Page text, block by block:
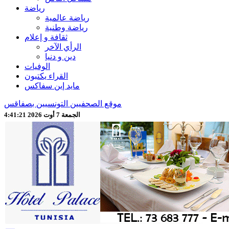
رياضة
رياضة عالمية
رياضة وطنية
ثقافة و إعلام
الرأي الآخر
دين و دنيا
الوفيات
القراء يكتبون
مايد إين سفاكس
موقع الصحفيين التونسيين بصفاقس
الجمعة 7 أوت 2026 4:41:23